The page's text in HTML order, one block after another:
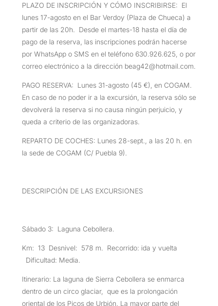
PLAZO DE INSCRIPCIÓN Y CÓMO INSCRIBIRSE: El
lunes 17-agosto en el Bar Verdoy (Plaza de Chueca) a
partir de las 20h. Desde el martes-18 hasta el día de
pago de la reserva, las inscripciones podrán hacerse
por WhatsApp o SMS en el teléfono 630.926.625, o por
correo electrónico a la dirección beag42@hotmail.com.
PAGO RESERVA: Lunes 31-agosto (45 €), en COGAM.
En caso de no poder ir a la excursión, la reserva sólo se
devolverá la reserva si no causa ningún perjuicio, y
queda a criterio de las organizadoras.
REPARTO DE COCHES: Lunes 28-sept., a las 20 h. en
la sede de COGAM (C/ Puebla 9).
DESCRIPCIÓN DE LAS EXCURSIONES
Sábado 3: Laguna Cebollera.
Km: 13 Desnivel: 578 m. Recorrido: ida y vuelta
Dificultad: Media.
Itinerario: La laguna de Sierra Cebollera se enmarca
dentro de un circo glaciar, que es la prolongación
oriental de los Picos de Urbión. La mayor parte del